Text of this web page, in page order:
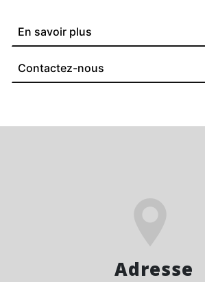
En savoir plus
Contactez-nous
Adresse